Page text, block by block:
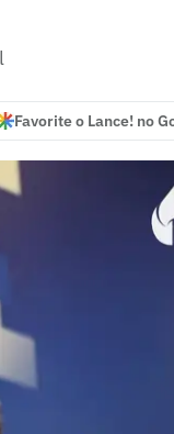
Favorite o Lance! no